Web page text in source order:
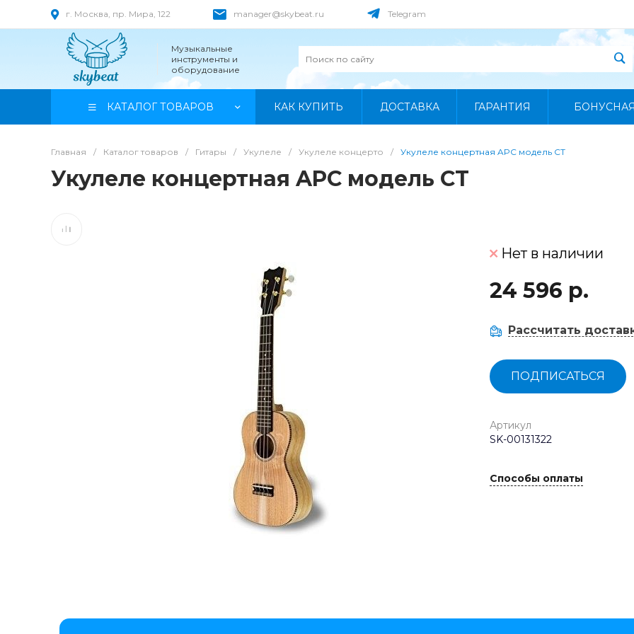
г. Москва, пр. Мира, 122 manager@skybeat.ru Telegram
Музыкальные
инструменты и
оборудование
КАТАЛОГ ТОВАРОВ КАК КУПИТЬ ДОСТАВКА ГАРАНТИЯ
Главная / Каталог товаров / Гитары / Укулеле / Укулеле концерто / Укулеле концертная APC модель CT
Укулеле концертная APC модель CT
Нет в наличии
24 596 р.
Рассчитать
ПОДПИСАТЬСЯ
Артикул
SK-00131322
Способы оплаты